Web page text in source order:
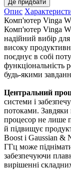
Де придбати
Опис
Комп'ютер Vinga
Комп'ютер Vinga
надійний вибір
високу
поєднує в собі
функціональність
будь-якими
Центральний
системи і
потоками. Завдяки
процесор не лише
й підвищує
Boost і Gaussian &
ГГц може
забезпечуючи
вирішенні